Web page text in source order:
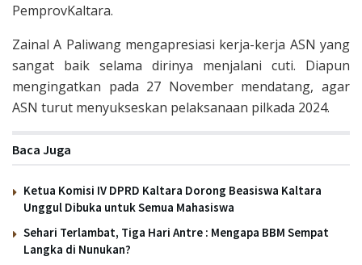
PemprovKaltara.
Zainal A Paliwang mengapresiasi kerja-kerja ASN yang
sangat baik selama dirinya menjalani cuti. Diapun
mengingatkan pada 27 November mendatang, agar
ASN turut menyukseskan pelaksanaan pilkada 2024.
Baca Juga
Ketua Komisi IV DPRD Kaltara Dorong Beasiswa Kaltara
Unggul Dibuka untuk Semua Mahasiswa
Sehari Terlambat, Tiga Hari Antre : Mengapa BBM Sempat
Langka di Nunukan?